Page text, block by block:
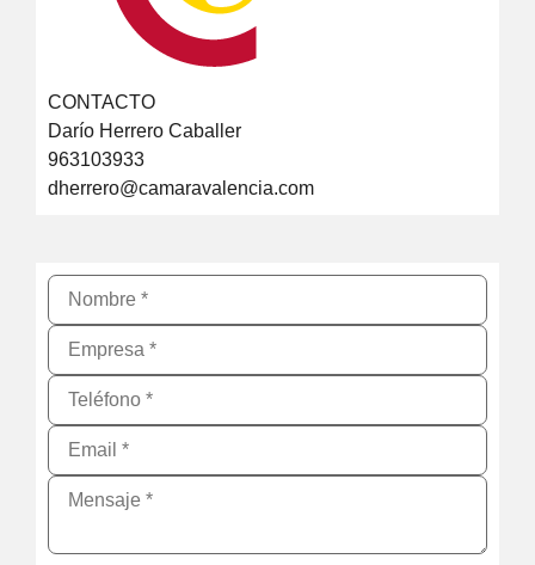
CONTACTO
Darío Herrero Caballer
963103933
dherrero@camaravalencia.com